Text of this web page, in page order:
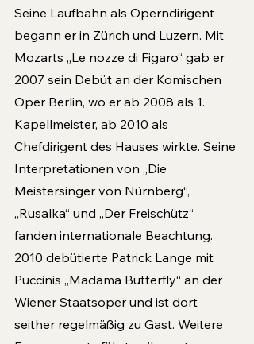
Seine Laufbahn als Operndirigent
begann er in Zürich und Luzern. Mit
Mozarts „Le nozze di Figaro“ gab er
2007 sein Debüt an der Komischen
Oper Berlin, wo er ab 2008 als 1.
Kapellmeister, ab 2010 als
Chefdirigent des Hauses wirkte. Seine
Interpretationen von „Die
Meistersinger von Nürnberg“,
„Rusalka“ und „Der Freischütz“
fanden internationale Beachtung.
2010 debütierte Patrick Lange mit
Puccinis „Madama Butterfly“ an der
Wiener Staatsoper und ist dort
seither regelmäßig zu Gast. Weitere